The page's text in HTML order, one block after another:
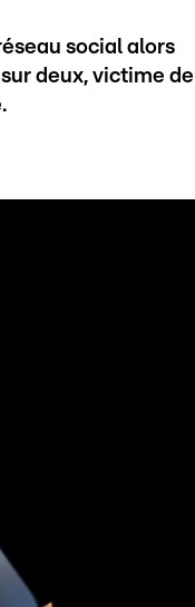
social alors
deux, victime de